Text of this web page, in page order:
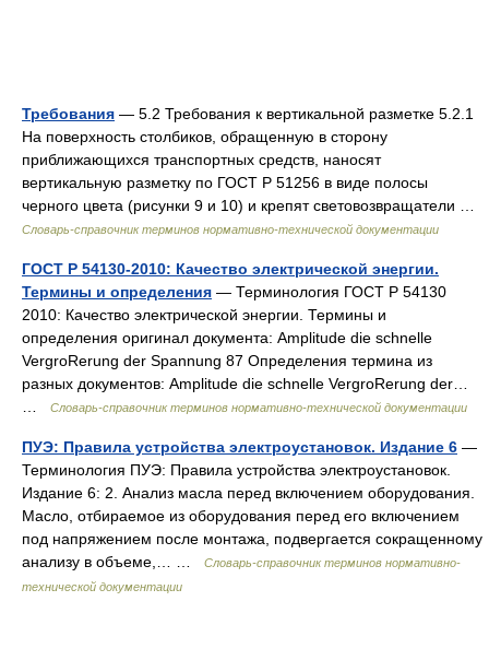
Требования — 5.2 Требования к вертикальной разметке 5.2.1
На поверхность столбиков, обращенную в сторону
приближающихся транспортных средств, наносят
вертикальную разметку по ГОСТ Р 51256 в виде полосы
черного цвета (рисунки 9 и 10) и крепят световозвращатели …
Словарь-справочник терминов нормативно-технической документации
ГОСТ Р 54130-2010: Качество электрической энергии.
Термины и определения — Терминология ГОСТ Р 54130
2010: Качество электрической энергии. Термины и
определения оригинал документа: Amplitude die schnelle
VergroRerung der Spannung 87 Определения термина из
разных документов: Amplitude die schnelle VergroRerung der…
Словарь-справочник терминов нормативно-технической документации
ПУЭ: Правила устройства электроустановок. Издание 6 —
Терминология ПУЭ: Правила устройства электроустановок.
Издание 6: 2. Анализ масла перед включением оборудования.
Масло, отбираемое из оборудования перед его включением
под напряжением после монтажа, подвергается сокращенному
анализу в объеме,… …
Словарь-справочник терминов нормативно-
технической документации